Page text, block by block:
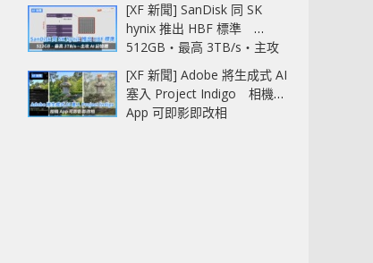
[XF 新聞] SanDisk 同 SK
hynix 推出 HBF 標準
512GB‧最高 3TB/s‧主攻
AI 記憶體
[XF 新聞] Adobe 將生成式 AI
塞入 Project Indigo 相機
App 可即影即改相